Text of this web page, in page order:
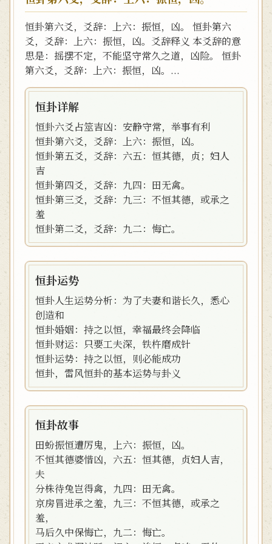
恒卦第六爻，爻辞：上六：振恒，凶。 恒卦第六
爻，爻辞：上六：振恒，凶。爻辞释义 本爻辞的意
思是：摇摆不定，不能坚守常久之道，凶险。 恒卦
第六爻，爻辞：上六：振恒，凶。...
恒卦详解
恒卦六爻占筮吉凶：安静守常，举事有利
恒卦第六爻，爻辞：上六：振恒，凶。
恒卦第五爻，爻辞：六五：恒其德，贞；妇人
吉
恒卦第四爻，爻辞：九四：田无禽。
恒卦第三爻，爻辞：九三：不恒其德，或承之
羞
恒卦第二爻，爻辞：九二：悔亡。
恒卦运势
恒卦人生运势分析：为了夫妻和谐长久，悉心
创造和
恒卦婚姻：持之以恒，幸福最终会降临
恒卦财运：只要工夫深，铁杵磨成针
恒卦运势：持之以恒，则必能成功
恒卦，雷风恒卦的基本运势与卦义
恒卦故事
田蚡振恒遭厉鬼，上六：振恒，凶。
不恒其德婆惜凶，六五：恒其德，贞妇人吉，
夫
分株待兔岂得禽，九四：田无禽。
京房冒进承之羞，九三：不恒其德，或承之
羞，
马后久中保悔亡，九二：悔亡。